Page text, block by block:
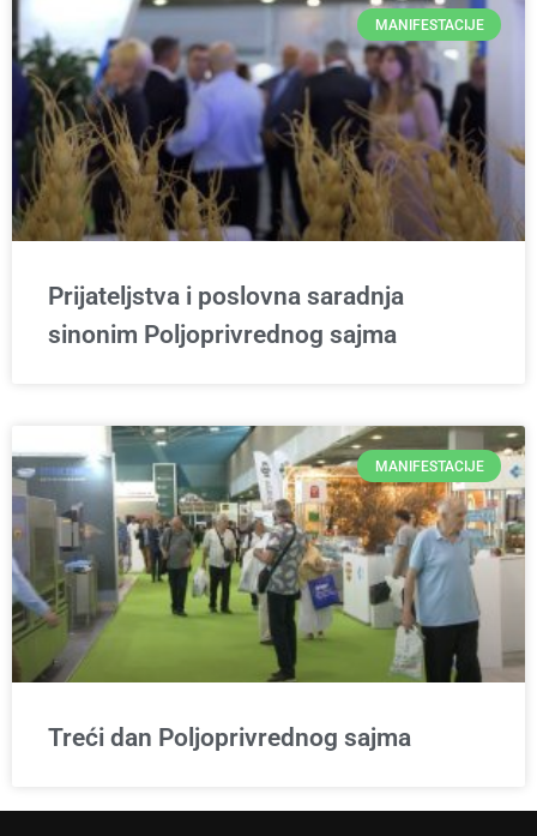
MANIFESTACIJE
Prijateljstva i poslovna saradnja
sinonim Poljoprivrednog sajma
MANIFESTACIJE
Treći dan Poljoprivrednog sajma